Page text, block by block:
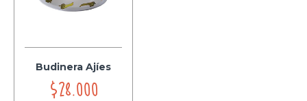
Budinera Ajíes
$28.000